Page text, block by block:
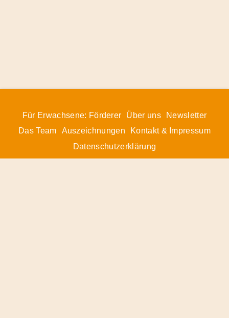
Für Erwachsene: Förderer Über uns
Newsletter
Das Team
Auszeichnungen
Kontakt & Impressum
Datenschutzerklärung